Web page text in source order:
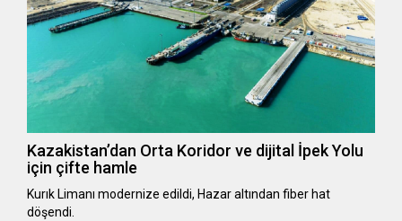
Kazakistan’dan Orta Koridor ve dijital İpek Yolu
için çifte hamle
Kurık Limanı modernize edildi, Hazar altından fiber hat
döşendi.